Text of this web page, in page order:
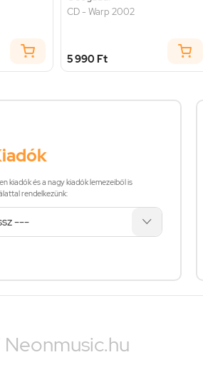
CD - Warp 2002
5 990 Ft
kiadók és a nagy kiadók lemezeiből is
rendelkezünk: